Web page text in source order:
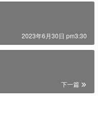
2023年6月30日 pm3:30
下一篇